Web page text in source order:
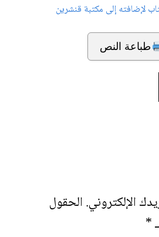
لإضافته إلى مكتبة قنشرين
طباعة النص
الإلكتروني.الحقول
*